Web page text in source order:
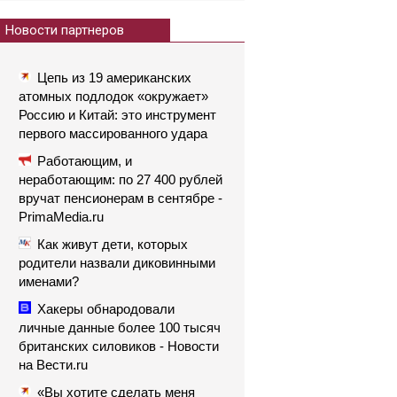
Новости партнеров
Цепь из 19 американских
атомных подлодок «окружает»
Россию и Китай: это инструмент
первого массированного удара
Работающим, и
неработающим: по 27 400 рублей
вручат пенсионерам в сентябре -
PrimaMedia.ru
Как живут дети, которых
родители назвали диковинными
именами?
Хакеры обнародовали
личные данные более 100 тысяч
британских силовиков - Новости
на Вести.ru
«Вы хотите сделать меня